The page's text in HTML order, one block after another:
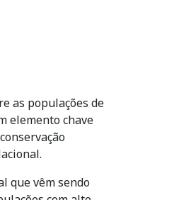
as populações de
elemento chave
que vêm sendo